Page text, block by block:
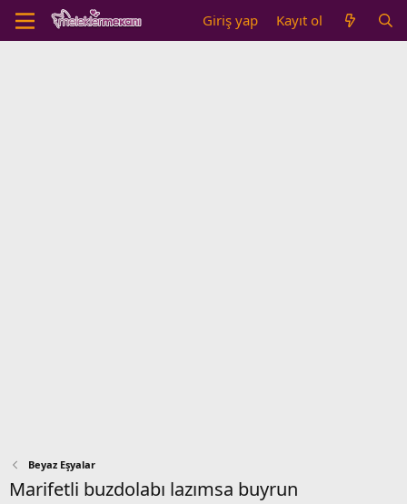
Giriş yap Kayıt ol
Beyaz Eşyalar
Marifetli buzdolabı lazımsa buyrun